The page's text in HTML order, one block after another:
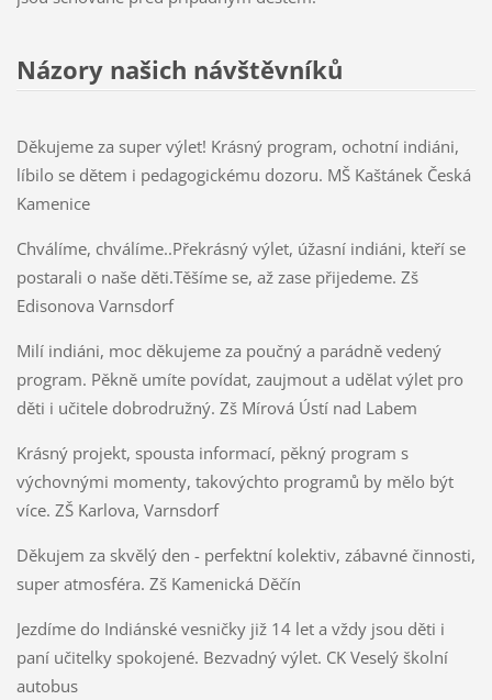
Názory našich návštěvníků
Děkujeme za super výlet! Krásný program, ochotní indiáni,
líbilo se dětem i pedagogickému dozoru. MŠ Kaštánek Česká
Kamenice
Chválíme, chválíme..Překrásný výlet, úžasní indiáni, kteří se
postarali o naše děti.Těšíme se, až zase přijedeme. Zš
Edisonova Varnsdorf
Milí indiáni, moc děkujeme za poučný a parádně vedený
program. Pěkně umíte povídat, zaujmout a udělat výlet pro
děti i učitele dobrodružný. Zš Mírová Ústí nad Labem
Krásný projekt, spousta informací, pěkný program s
výchovnými momenty, takovýchto programů by mělo být
více. ZŠ Karlova, Varnsdorf
Děkujem za skvělý den - perfektní kolektiv, zábavné činnosti,
super atmosféra. Zš Kamenická Děčín
Jezdíme do Indiánské vesničky již 14 let a vždy jsou děti i
paní učitelky spokojené. Bezvadný výlet. CK Veselý školní
autobus